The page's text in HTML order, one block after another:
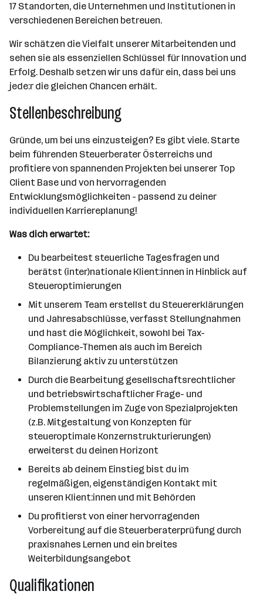
17 Standorten, die Unternehmen und Institutionen in
verschiedenen Bereichen betreuen.
Wir schätzen die Vielfalt unserer Mitarbeitenden und
sehen sie als essenziellen Schlüssel für Innovation und
Erfolg. Deshalb setzen wir uns dafür ein, dass bei uns
jede:r die gleichen Chancen erhält.
Stellenbeschreibung
Gründe, um bei uns einzusteigen? Es gibt viele. Starte
beim führenden Steuerberater Österreichs und
profitiere von spannenden Projekten bei unserer Top
Client Base und von hervorragenden
Entwicklungsmöglichkeiten - passend zu deiner
individuellen Karriereplanung!
Was dich erwartet:
Du bearbeitest steuerliche Tagesfragen und
berätst (inter)nationale Klient:innen in Hinblick auf
Steueroptimierungen
Mit unserem Team erstellst du Steuererklärungen
und Jahresabschlüsse, verfasst Stellungnahmen
und hast die Möglichkeit, sowohl bei Tax-
Compliance-Themen als auch im Bereich
Bilanzierung aktiv zu unterstützen
Durch die Bearbeitung gesellschaftsrechtlicher
und betriebswirtschaftlicher Frage- und
Problemstellungen im Zuge von Spezialprojekten
(z.B. Mitgestaltung von Konzepten für
steueroptimale Konzernstrukturierungen)
erweiterst du deinen Horizont
Bereits ab deinem Einstieg bist du im
regelmäßigen, eigenständigen Kontakt mit
unseren Klient:innen und mit Behörden
Du profitierst von einer hervorragenden
Vorbereitung auf die Steuerberaterprüfung durch
praxisnahes Lernen und ein breites
Weiterbildungsangebot
Qualifikationen